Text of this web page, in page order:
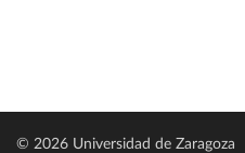
© 2026 Universidad de Zaragoza